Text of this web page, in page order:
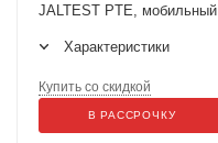
JALTEST PTE, мобильный
Характеристики
Купить со скидкой
В РАССРОЧКУ